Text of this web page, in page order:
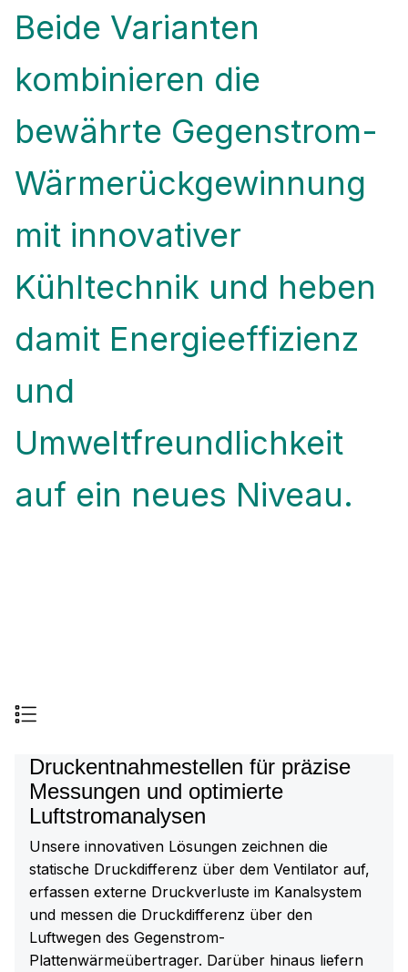
Beide Varianten
kombinieren die
bewährte Gegenstrom-
Wärmerückgewinnung
mit innovativer
Kühltechnik und heben
damit Energieeffizienz
und
Umweltfreundlichkeit
auf ein neues Niveau.
Druckentnahmestellen für präzise
Messungen und optimierte
Luftstromanalysen
Unsere innovativen Lösungen zeichnen die
statische Druckdifferenz über dem Ventilator auf,
erfassen externe Druckverluste im Kanalsystem
und messen die Druckdifferenz über den
Luftwegen des Gegenstrom-
Plattenwärmeübertrager. Darüber hinaus liefern